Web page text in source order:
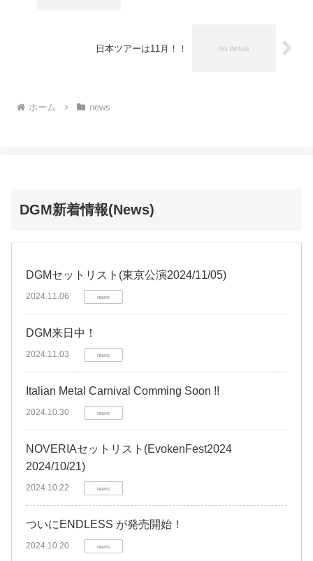
日本ツアーは11月！！
ホーム news
DGM新着情報(News)
DGMセットリスト(東京公演2024/11/05)
2024.11.06 news
DGM来日中！
2024.11.03 news
Italian Metal Carnival Comming Soon !!
2024.10.30 news
NOVERIAセットリスト(EvokenFest2024
2024/10/21)
2024.10.22 news
ついにENDLESS が発売開始！
2024.10.20 news